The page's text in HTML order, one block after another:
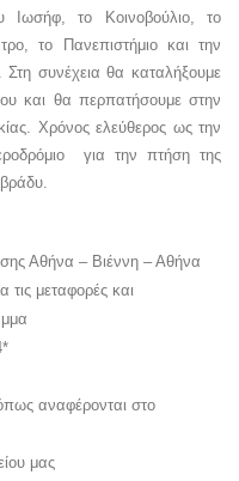
Ιωσήφ, το Κοινοβούλιο, το
το Πανεπιστήμιο και την
συνέχεια θα καταλήξουμε
και θα περπατήσουμε στην
Χρόνος ελεύθερος ως την
για την πτήση της
Αθήνα – Βιέννη – Αθήνα
τις μεταφορές και
αναφέρονται στο
μας